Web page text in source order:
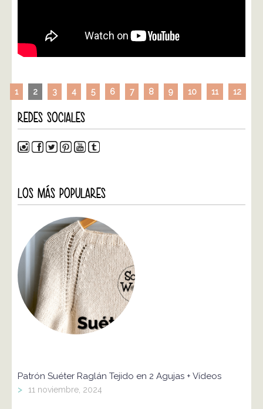
1 2 3 4 5 6 7 8 9 10 11 12
REDES SOCIALES
LOS MÁS POPULARES
Patrón Suéter Raglán Tejido en 2 Agujas + Vídeos
> 11 noviembre, 2024